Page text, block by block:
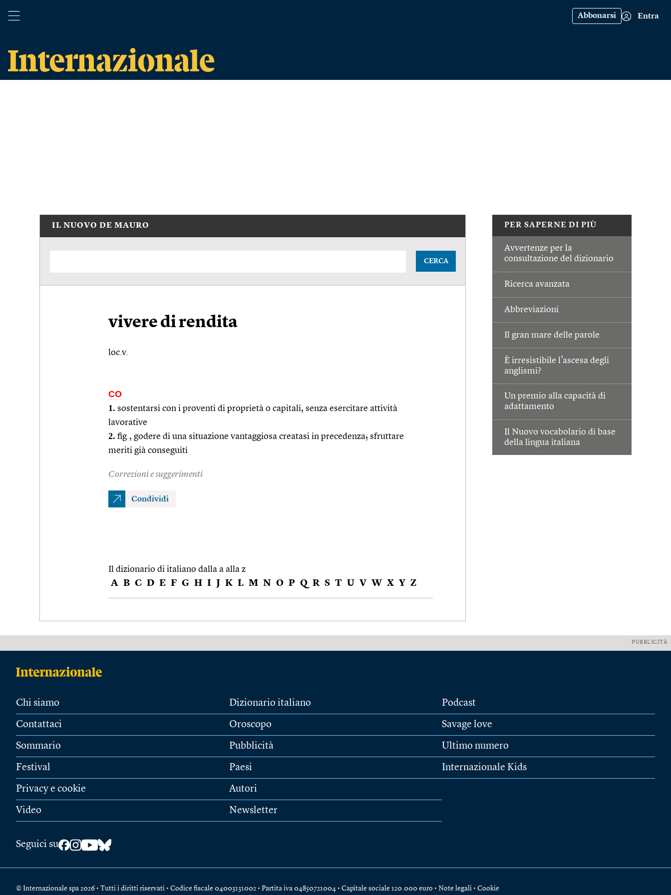
Abbonarsi Entra
PER SAPERNE DI PIÙ
Avvertenze per la
consultazione del dizionario
Ricerca avanzata
Abbreviazioni
Il gran mare delle parole
È irresistibile l’ascesa degli
anglismi?
Un premio alla capacità di
adattamento
Il Nuovo vocabolario di base
della lingua italiana
IL NUOVO DE MAURO
CERCA
vivere di rendita
loc.v.
CO
1. sostentarsi con i proventi di proprietà o capitali, senza esercitare attività
lavorative
2. fig., godere di una situazione vantaggiosa creatasi in precedenza; sfruttare
meriti già conseguiti
Correzioni e suggerimenti
Condividi
Il dizionario di italiano dalla a alla z
A B C D E F G H I J K L M N O P Q R S T U V W X Y Z
PUBBLICITÀ
Chi siamo
Contattaci
Sommario
Festival
Privacy e cookie
Video
Dizionario italiano
Oroscopo
Pubblicità
Paesi
Autori
Newsletter
Podcast
Savage love
Ultimo numero
Internazionale Kids
Seguici su
© Internazionale spa 2026 • Tutti i diritti riservati • Codice fiscale 04003131002 • Partita iva 04850721004 • Capitale sociale 120.000 euro • Note legali • Cookie